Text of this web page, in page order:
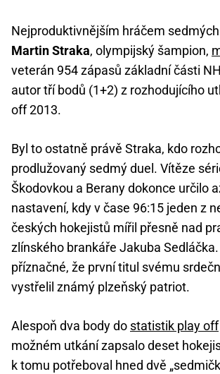
Nejproduktivnějším hráčem
Martin Straka, olympijský šampion,
veterán 954 zápasů základní části
autor tří bodů (1+2) z rozhodujícího
off 2013.
Byl to ostatně právě Straka, kdo
prodlužovaný sedmý duel. Vítěze
Škodovkou a Berany dokonce určilo
nastavení, kdy v čase 96:15 jeden z
českých hokejistů mířil přesně nad
zlínského brankáře Jakuba
příznačné, že první titul svému
vystřelil známý plzeňský patriot.
Alespoň dva body do statistik play off
možném utkání zapsalo deset
k tomu potřeboval hned dvě